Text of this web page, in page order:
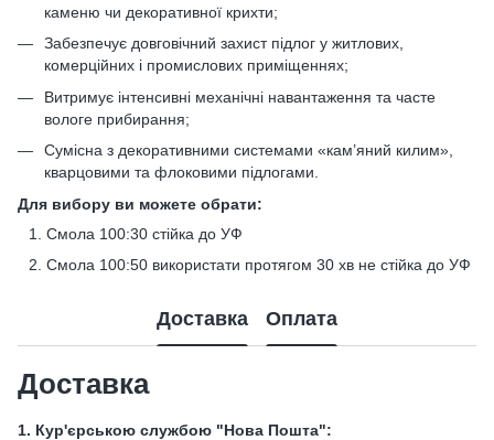
каменю чи декоративної крихти;
Забезпечує довговічний захист підлог у житлових,
комерційних і промислових приміщеннях;
Витримує інтенсивні механічні навантаження та часте
вологе прибирання;
Сумісна з декоративними системами «кам’яний килим»,
кварцовими та флоковими підлогами.
Для вибору ви можете обрати:
Смола 100:30 стійка до УФ
Смола 100:50 використати протягом 30 хв не стійка до УФ
Доставка Оплата
Доставка
1. Кур'єрською службою "Нова Пошта":